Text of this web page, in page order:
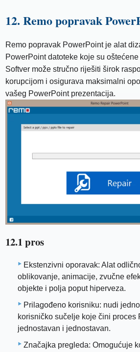
12. Remo popravak
Remo popravak PowerPoint je alat
PowerPoint datoteke koje su
Softver može stručno riješiti širok
korupcijom i osigurava maksimalni
vašeg PowerPoint prezentacija.
12.1 pros
Ekstenzivni oporavak: Alat
oblikovanje, animacije, zvučne
objekte i polja poput hiperveza.
Prilagođeno korisniku: nudi
korisničko sučelje koje čini proces
jednostavan i jednostavan.
Značajka pregleda: Omogućuje